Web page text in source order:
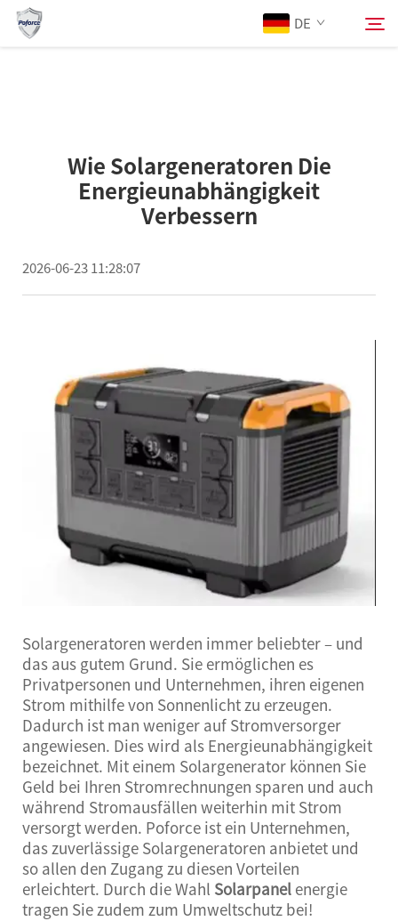
DE
Produkte
Herunterladen
Kontaktieren Sie Uns
Wie Solargeneratoren Die
Energieunabhängigkeit
Verbessern
2026-06-23 11:28:07
Solargeneratoren werden immer beliebter – und
das aus gutem Grund. Sie ermöglichen es
Privatpersonen und Unternehmen, ihren eigenen
Strom mithilfe von Sonnenlicht zu erzeugen.
Dadurch ist man weniger auf Stromversorger
angewiesen. Dies wird als Energieunabhängigkeit
bezeichnet. Mit einem Solargenerator können Sie
Geld bei Ihren Stromrechnungen sparen und auch
während Stromausfällen weiterhin mit Strom
versorgt werden. Poforce ist ein Unternehmen,
das zuverlässige Solargeneratoren anbietet und
so allen den Zugang zu diesen Vorteilen
erleichtert. Durch die Wahl Solarpanel energie
tragen Sie zudem zum Umweltschutz bei!